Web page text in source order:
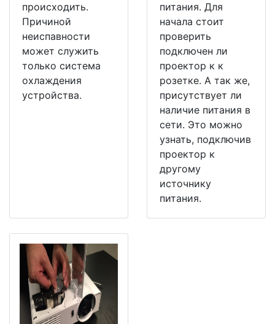
происходить.
Причиной
неиспавности
может служить
только система
охлаждения
устройства.
питания. Для
начала стоит
проверить
подключен ли
проектор к к
розетке. А так же,
присутствует ли
наличие питания в
сети. Это можно
узнать, подключив
проектор к
другому
источнику
питания.